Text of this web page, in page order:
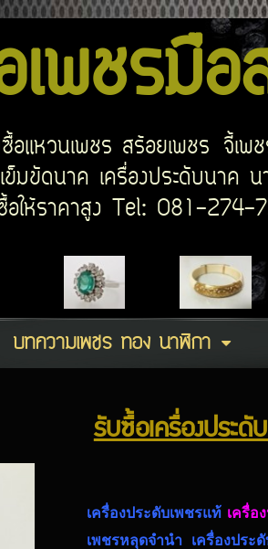
พชรมือ
แหวนเพชร สร้อยเพชร จี้เพ
มขัดนาค เครื่องประดับนาค
อให้ราคาสูง Tel: 081-
บทความเพชร ทอง นาฬิกา
รับซื้อเครื่องประดั
เครื่องประดับเพชรแท้ เครื่อ
เพชรหลุดจำนำ
เครื่องประ